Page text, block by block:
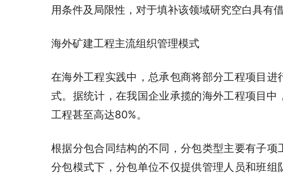
用条件及局限性，对于填补该领域研究空白具有借
海外矿建工程主流组织管理模式
在海外工程实践中，总承包商将部分工程项目
式。据统计，在我国企业承揽的海外工程项目
工程甚至高达80%。
根据分包合同结构的不同，分包类型主要有子
分包模式下，分包单位不仅提供管理人员和班